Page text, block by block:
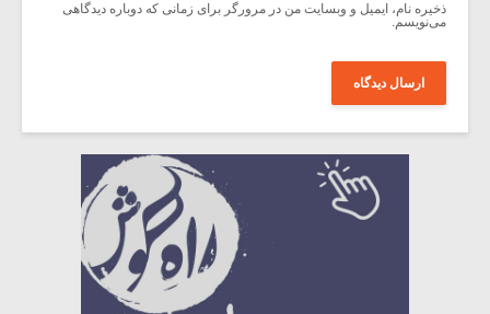
ذخیره نام، ایمیل و وبسایت من در مرورگر برای زمانی که دوباره دیدگاهی
می‌نویسم.